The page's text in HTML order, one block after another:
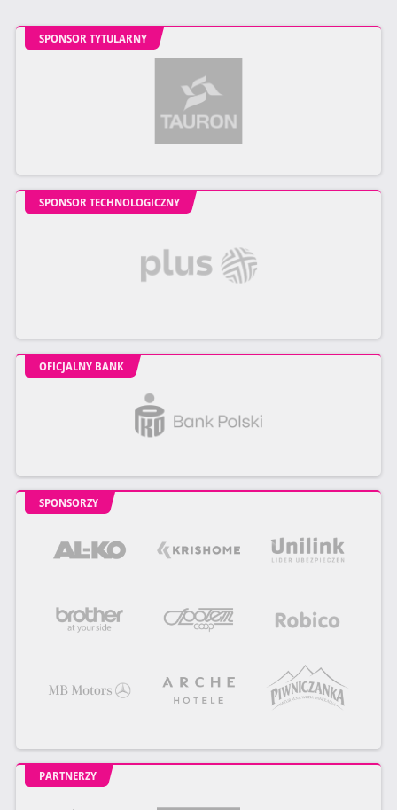
SPONSOR TYTULARNY
SPONSOR TECHNOLOGICZNY
OFICJALNY BANK
SPONSORZY
PARTNERZY